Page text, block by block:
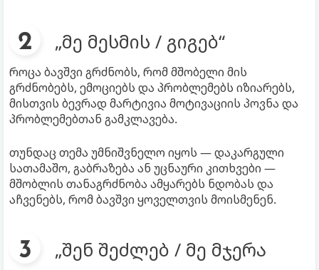
„მე მესმის / გიგებ“
როცა ბავშვი გრძნობს, რომ მშობელი მის
გრძნობებს, ემოციებს და პრობლემებს იზიარებს,
მისთვის ბევრად მარტივია მოტივაციის პოვნა და
პრობლემებთან გამკლავება.
თუნდაც თემა უმნიშვნელო იყოს — დაკარგული
სათამაშო, გაბრაზება ან უცნაური კითხვები —
მშობლის თანაგრძნობა ამყარებს ნდობას და
აჩვენებს, რომ ბავშვი ყოველთვის მოისმენენ.
„შენ შეძლებ / მე მჯერა